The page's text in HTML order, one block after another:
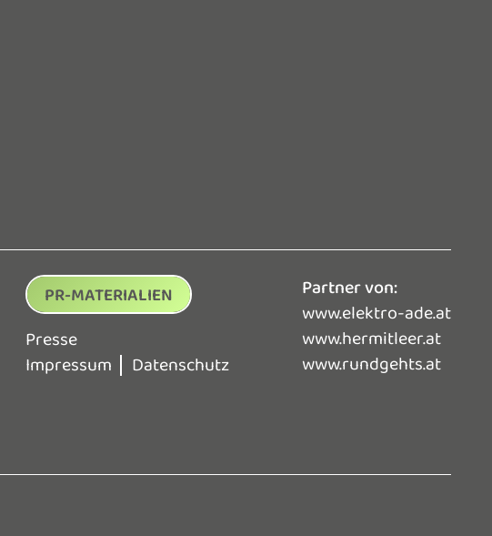
PR-MATERIALIEN
Presse
Impressum
Datenschutz
Partner von:
www.elektro-ade.at
www.hermitleer.at
www.rundgehts.at